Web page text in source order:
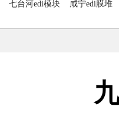
七台河edi模块 咸宁edi膜堆